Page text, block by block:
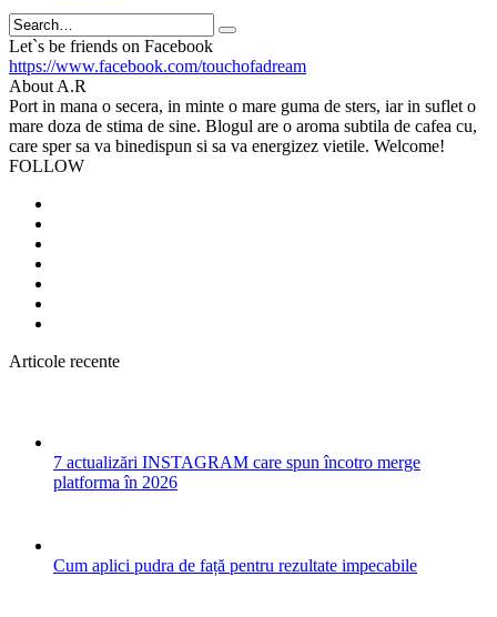
Search
Let`s be friends on Facebook
https://www.facebook.com/touchofadream
About A.R
Port in mana o secera, in minte o mare guma de sters, iar in suflet o
mare doza de stima de sine. Blogul are o aroma subtila de cafea cu,
care sper sa va binedispun si sa va energizez vietile. Welcome!
FOLLOW
Articole recente
7 actualizări INSTAGRAM care spun încotro merge
platforma în 2026
Cum aplici pudra de față pentru rezultate impecabile